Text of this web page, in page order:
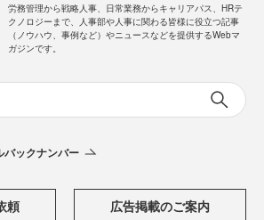
労務管理から戦略人事、日常業務からキャリアパス、HRテ
クノロジーまで、人事部や人事に関わる皆様に役立つ記事
（ノウハウ、事例など）やニュースなどを提供するWebマ
ガジンです。
バックナンバー
頼 広告掲載のご案内